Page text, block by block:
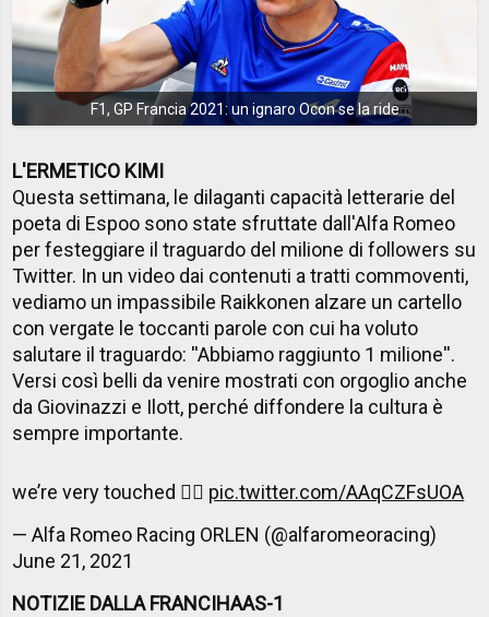
F1, GP Francia 2021: un ignaro Ocon se la ride
L'ERMETICO KIMI
Questa settimana, le dilaganti capacità letterarie del
poeta di Espoo sono state sfruttate dall'Alfa Romeo
per festeggiare il traguardo del milione di followers su
Twitter. In un video dai contenuti a tratti commoventi,
vediamo un impassibile Raikkonen alzare un cartello
con vergate le toccanti parole con cui ha voluto
salutare il traguardo: ''Abbiamo raggiunto 1 milione''.
Versi così belli da venire mostrati con orgoglio anche
da Giovinazzi e Ilott, perché diffondere la cultura è
sempre importante.
we’re very touched ✌🏻 pic.twitter.com/AAqCZFsUOA
— Alfa Romeo Racing ORLEN (@alfaromeoracing)
June 21, 2021
NOTIZIE DALLA FRANCIHAAS-1